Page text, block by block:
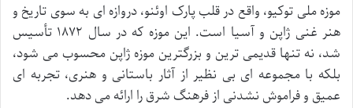
موزه ملی توکیو، واقع در قلب پارک اوئنو، دروازه ای به سوی تاریخ و
هنر غنی ژاپن و آسیا است. این موزه که در سال ۱۸۷۲ تأسیس
شد، نه تنها قدیمی ترین و بزرگترین موزه ژاپن محسوب می شود،
بلکه با مجموعه ای بی نظیر از آثار باستانی و هنری، تجربه ای
عمیق و فراموش نشدنی از فرهنگ شرق را ارائه می دهد.